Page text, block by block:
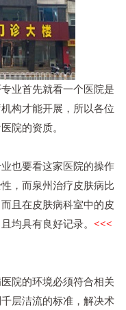
业首先就看一个医院是
构才能开展，所以各位
院的资质。
也要看这家医院的操作
，而泉州治疗皮肤病比
且在皮肤病科室中的皮
均具有良好记录。<<<
院的环境必须符合相关
层洁流的标准，解决术